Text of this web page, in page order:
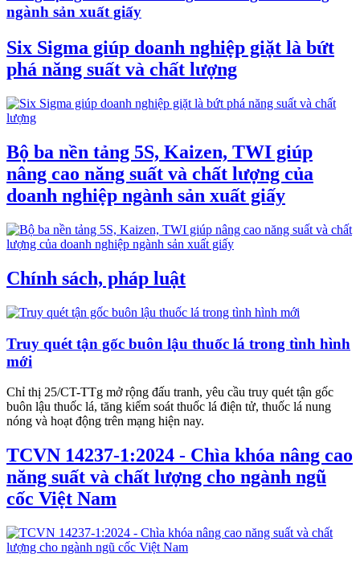
ngành sản xuất giấy
Six Sigma giúp doanh nghiệp giặt là bứt
phá năng suất và chất lượng
Bộ ba nền tảng 5S, Kaizen, TWI giúp
nâng cao năng suất và chất lượng của
doanh nghiệp ngành sản xuất giấy
Chính sách, pháp luật
Truy quét tận gốc buôn lậu thuốc lá trong tình hình
mới
Chỉ thị 25/CT-TTg mở rộng đấu tranh, yêu cầu truy quét tận gốc
buôn lậu thuốc lá, tăng kiểm soát thuốc lá điện tử, thuốc lá nung
nóng và hoạt động trên mạng hiện nay.
TCVN 14237-1:2024 - Chìa khóa nâng cao
năng suất và chất lượng cho ngành ngũ
cốc Việt Nam